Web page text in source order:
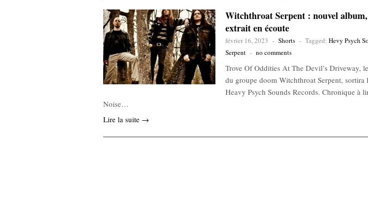
Witchthroat Serpent : nouvel
extrait en écoute
février 16, 2023 - Shorts - Tagged: Hevy Psych
Serpent - no comments
Trove Of Oddities At The Devil’s Driveway,
du groupe doom Witchthroat Serpent, sortira
Heavy Psych Sounds Records. Chronique à
Noise…
Lire la suite →